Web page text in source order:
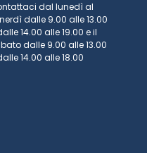
dal lunedì al
dalle 9.00 alle 13.00
14.00 alle 19.00 e il
dalle 9.00 alle 13.00
14.00 alle 18.00